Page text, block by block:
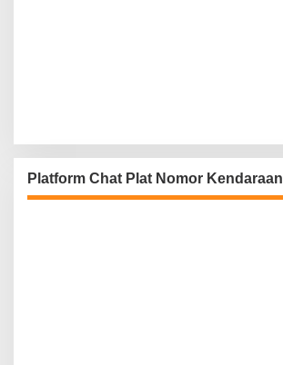
Platform Chat Plat Nomor Kendaraan